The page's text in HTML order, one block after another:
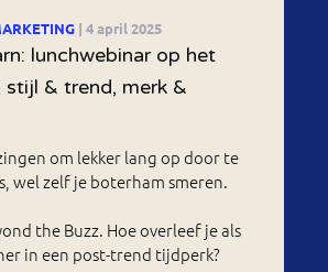
| 4 april 2025
lunchwebinar op het
stijl & trend, merk &
om lekker lang op door te
wel zelf je boterham smeren.
the Buzz. Hoe overleef je als
in een post-trend tijdperk?